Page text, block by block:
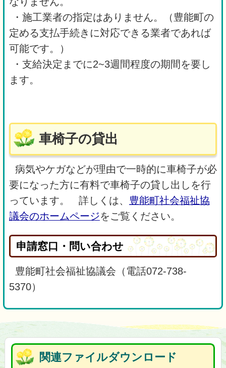
・施工業者の指定はありません。（豊能町の
定める支払手続きに対応できる業者であれば
可能です。）
・支給決定までに2~3週間程度の期間を要し
ます。
車椅子の貸出
病気やケガなどが理由で一時的に車椅子が必
要になった方に有料で車椅子の貸し出しを行
っています。 詳しくは、 豊能町社会福祉協
議会のホームページをご覧ください。
申請窓口・問い合わせ
豊能町社会福祉協議会（電話072-738-
5370）
関連ファイルダウンロード